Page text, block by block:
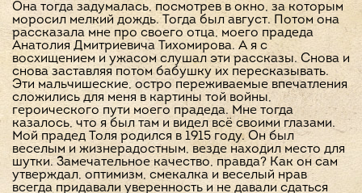
Она тогда задумалась, посмотрев в окно, за которым
моросил мелкий дождь. Тогда был август. Потом она
рассказала мне про своего отца, моего прадеда
Анатолия Дмитриевича Тихомирова. А я с
восхищением и ужасом слушал эти рассказы. Снова и
снова заставляя потом бабушку их пересказывать.
Эти мальчишеские, остро переживаемые впечатления
сложились для меня в картины той войны,
героического пути моего прадеда. Мне тогда
казалось, что я был там и видел всё своими глазами.
Мой прадед Толя родился в 1915 году. Он был
веселым и жизнерадостным, везде находил место для
шутки. Замечательное качество, правда? Как он сам
утверждал, оптимизм, смекалка и веселый нрав
всегда придавали уверенность и не давали сдаться